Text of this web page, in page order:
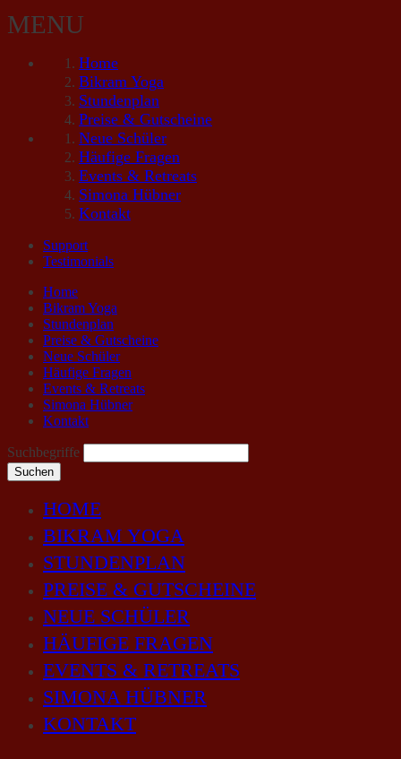
MENU
Home
Bikram Yoga
Stundenplan
Preise & Gutscheine
Neue Schüler
Häufige Fragen
Events & Retreats
Simona Hübner
Kontakt
Support
Testimonials
Home
Bikram Yoga
Stundenplan
Preise & Gutscheine
Neue Schüler
Häufige Fragen
Events & Retreats
Simona Hübner
Kontakt
Suchbegriffe
Suchen
HOME
BIKRAM YOGA
STUNDENPLAN
PREISE & GUTSCHEINE
NEUE SCHÜLER
HÄUFIGE FRAGEN
EVENTS & RETREATS
SIMONA HÜBNER
KONTAKT